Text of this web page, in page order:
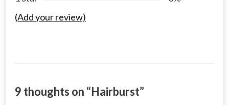
(Add your review)
9 thoughts on “Hairburst”